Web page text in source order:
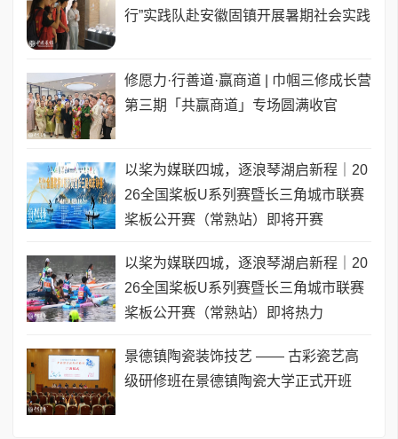
行”实践队赴安徽固镇开展暑期社会实践
修愿力·行善道·赢商道 | 巾帼三修成长营
第三期「共赢商道」专场圆满收官
以桨为媒联四城，逐浪琴湖启新程｜20
26全国桨板U系列赛暨长三角城市联赛
桨板公开赛（常熟站）即将开赛
以桨为媒联四城，逐浪琴湖启新程｜20
26全国桨板U系列赛暨长三角城市联赛
桨板公开赛（常熟站）即将热力
景德镇陶瓷装饰技艺 —— 古彩瓷艺高
级研修班在景德镇陶瓷大学正式开班